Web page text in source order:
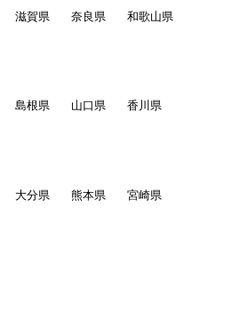
滋賀県 奈良県
和歌山県
島根県 山口県
香川県
大分県 熊本県
宮崎県